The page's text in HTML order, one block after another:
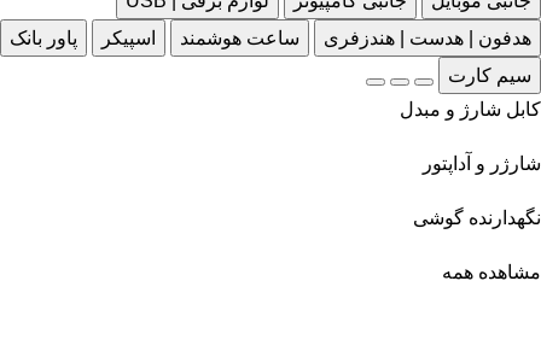
هدفون | هدست | هندزفری
ساعت هوشمند اسپیکر
پاور بانک
سیم کارت
کابل شارژ و مبدل
شارژر و آداپتور
نگهدارنده گوشی
مشاهده همه